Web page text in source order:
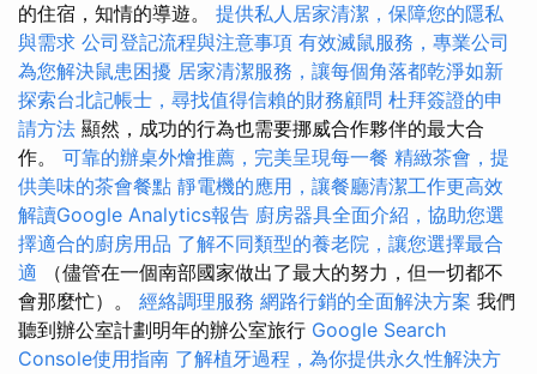
的住宿，知情的導遊。 提供私人居家清潔，保障您的隱私
與需求 公司登記流程與注意事項 有效滅鼠服務，專業公司
為您解決鼠患困擾 居家清潔服務，讓每個角落都乾淨如新
探索台北記帳士，尋找值得信賴的財務顧問 杜拜簽證的申
請方法 顯然，成功的行為也需要挪威合作夥伴的最大合
作。 可靠的辦桌外燴推薦，完美呈現每一餐 精緻茶會，提
供美味的茶會餐點 靜電機的應用，讓餐廳清潔工作更高效
解讀Google Analytics報告 廚房器具全面介紹，協助您選
擇適合的廚房用品 了解不同類型的養老院，讓您選擇最合
適 （儘管在一個南部國家做出了最大的努力，但一切都不
會那麼忙）。 經絡調理服務 網路行銷的全面解決方案 我們
聽到辦公室計劃明年的辦公室旅行 Google Search
Console使用指南 了解植牙過程，為你提供永久性解決方